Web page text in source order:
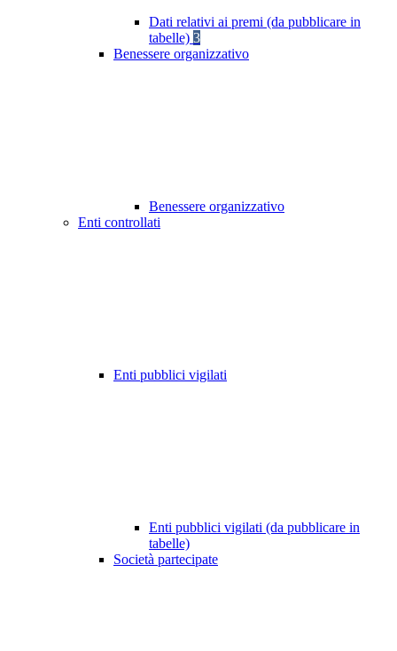
Dati relativi ai premi (da pubblicare in
tabelle) 3
Benessere organizzativo
Benessere organizzativo
Enti controllati
Enti pubblici vigilati
Enti pubblici vigilati (da pubblicare in
tabelle)
Società partecipate